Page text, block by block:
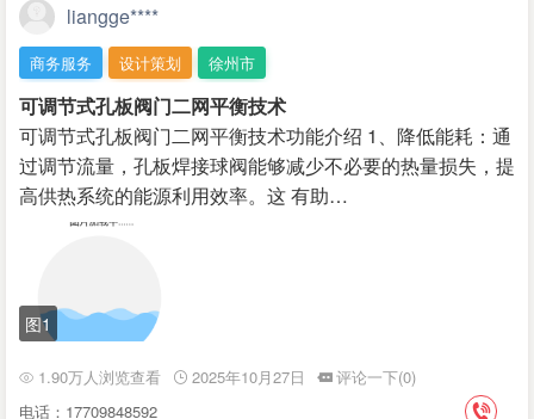
liangge****
商务服务 设计策划 徐州市
可调节式孔板阀门二网平衡技术
可调节式孔板阀门二网平衡技术功能介绍 1、降低能耗：通
过调节流量，孔板焊接球阀能够减少不必要的热量损失，提
高供热系统的能源利用效率。这 有助…
图1
1.90万人浏览查看 2025年10月27日
评论一下(0)
电话：17709848592